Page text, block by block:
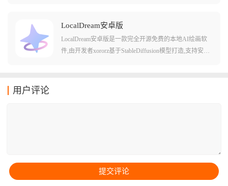
其中不少的工具都是比较有意思的，而且还有不少数字
化的交流体验和用法，可以让用户们感觉非常贴心的使
用方法和场景哦!
LocalDream安卓版
LocalDream安卓版是一款完全开源免费的本地AI绘画软
件,由开发者xororz基于StableDiffusion模型打造,支持安卓
用户评论